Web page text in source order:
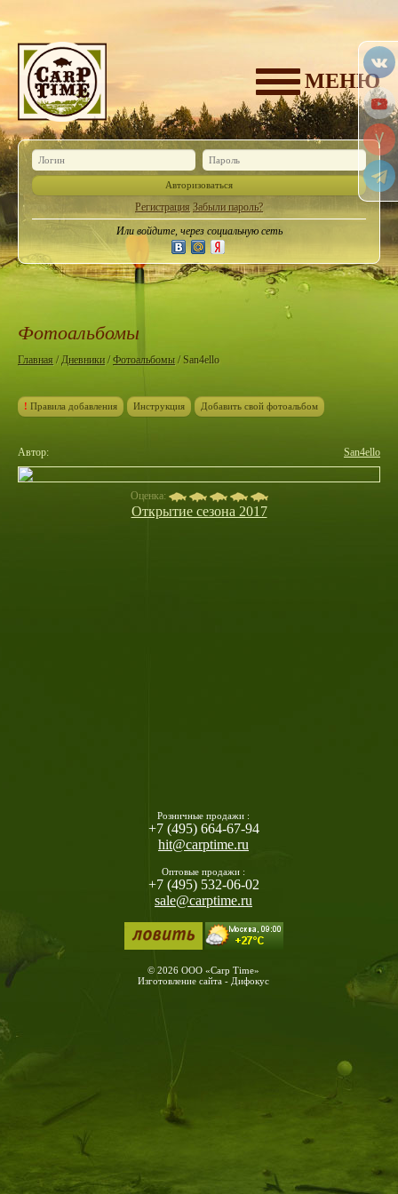
МЕНЮ
Авторизоваться
Регистрация Забыли пароль?
Или войдите, через социальную сеть
Фотоальбомы
Главная /Дневники/Фотоальбомы / San4ello
! Правила добавления Инструкция Добавить свой фотоальбом
Автор: San4ello
Оценка:
Открытие сезона 2017
Розничные продажи :
+7 (495) 664-67-94
hit@carptime.ru
Оптовые продажи :
+7 (495) 532-06-02
sale@carptime.ru
© 2026 ООО «Carp Time»
Изготовление сайта - Дифокус